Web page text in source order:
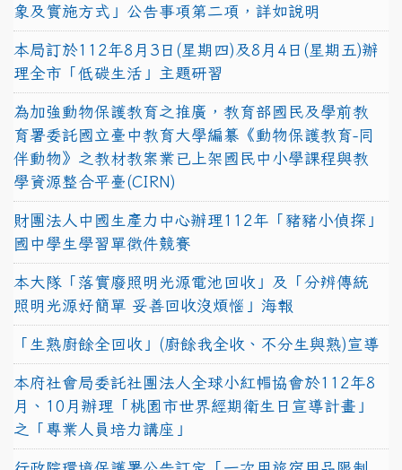
象及實施方式」公告事項第二項，詳如說明
本局訂於112年8月3日(星期四)及8月4日(星期五)辦
理全市「低碳生活」主題研習
為加強動物保護教育之推廣，教育部國民及學前教
育署委託國立臺中教育大學編纂《動物保護教育-同
伴動物》之教材教案業已上架國民中小學課程與教
學資源整合平臺(CIRN)
財團法人中國生產力中心辦理112年「豬豬小偵探」
國中學生學習單徵件競賽
本大隊「落實廢照明光源電池回收」及「分辨傳統
照明光源好簡單 妥善回收沒煩惱」海報
「生熟廚餘全回收」(廚餘我全收、不分生與熟)宣導
本府社會局委託社團法人全球小紅帽協會於112年8
月、10月辦理「桃園市世界經期衛生日宣導計畫」
之「專業人員培力講座」